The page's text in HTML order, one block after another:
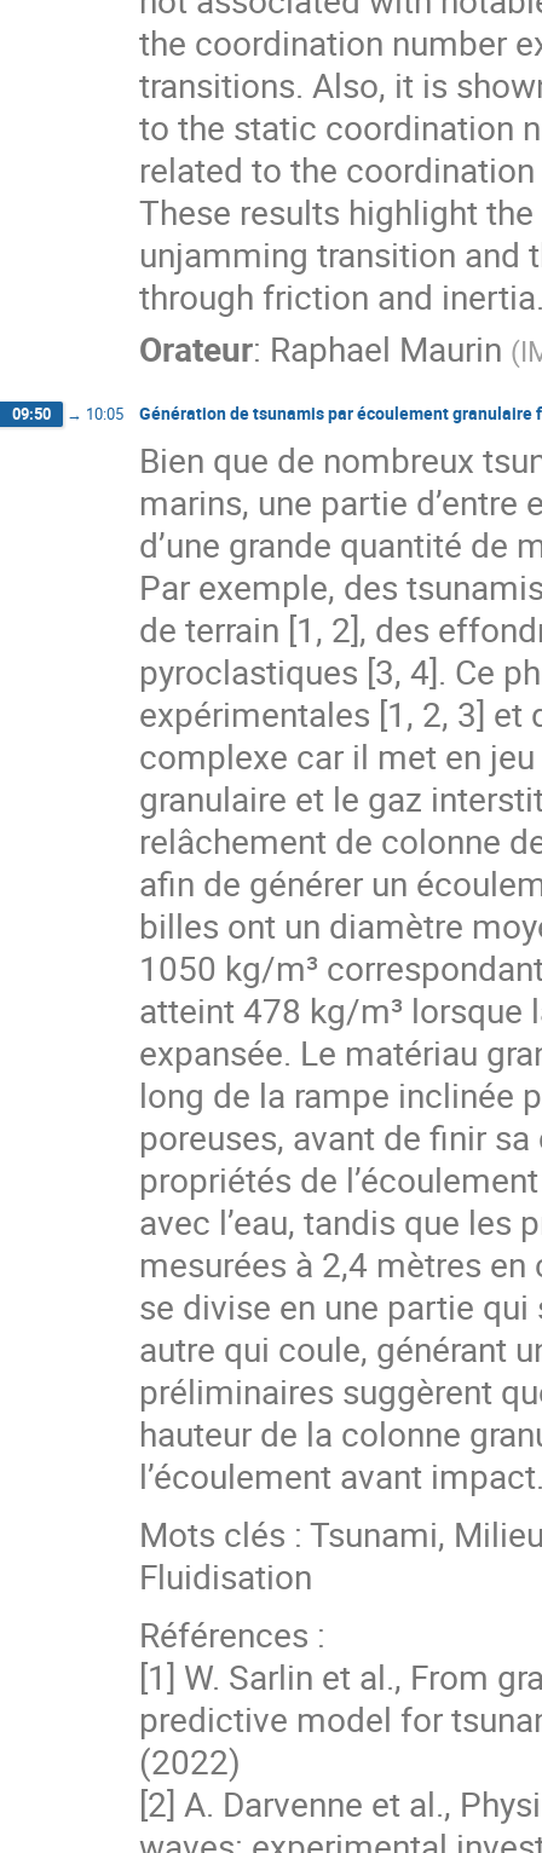
the coordination number
transitions. Also, it is
to the static coordination
related to the
These results highlight
unjamming transition and
through friction and
Orateur: Raphael Maurin (
09:50 → 10:05 Génération de tsunamis par écoulement granulaire
Bien que de nombreux
marins, une partie d’entre
d’une grande quantité de
Par exemple, des
de terrain [1, 2], des
pyroclastiques [3, 4]. Ce
expérimentales [1, 2, 3] et
complexe car il met en
granulaire et le gaz
relâchement de colonne
afin de générer un
billes ont un diamètre
1050 kg/m³
atteint 478 kg/m³ lorsque
expansée. Le matériau
long de la rampe inclinée
poreuses, avant de finir
propriétés de
avec l’eau, tandis que les
mesurées à 2,4 mètres
se divise en une partie qui
autre qui coule, générant
préliminaires suggèrent
hauteur de la colonne
l’écoulement avant
Mots clés : Tsunami,
Fluidisation
Références :
[1] W. Sarlin et al., From
predictive model for
(2022)
[2] A. Darvenne et al.,